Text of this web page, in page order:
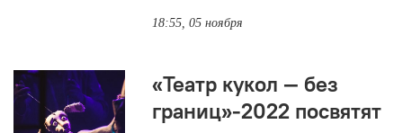
18:55, 05 ноября
«Театр кукол — без
границ»-2022 посвятят